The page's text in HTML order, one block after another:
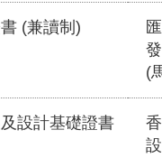
(兼讀制)
(
設計基礎證書